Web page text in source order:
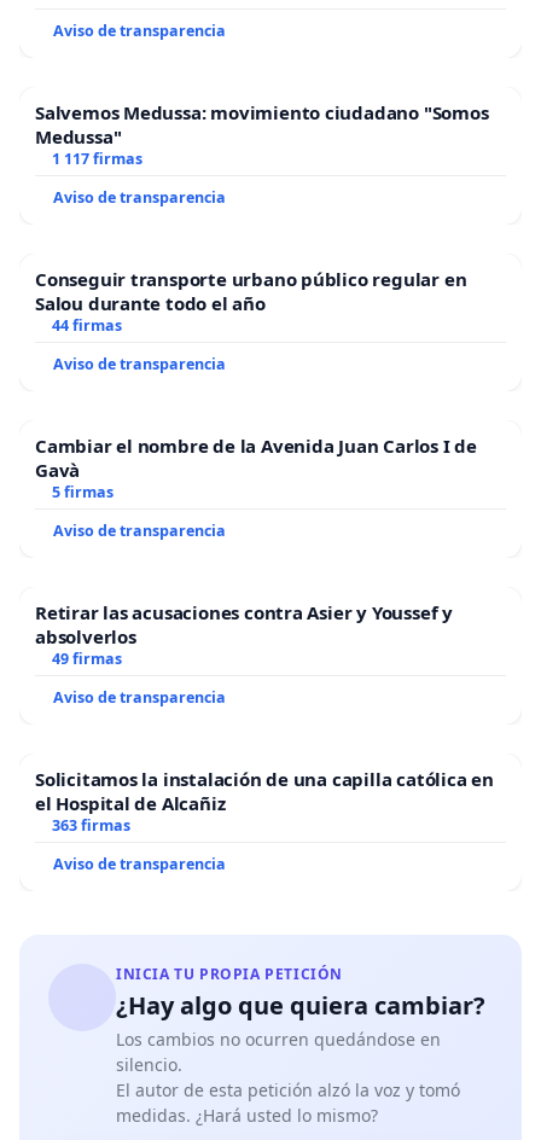
Aviso de transparencia
Salvemos Medussa: movimiento ciudadano "Somos
Medussa"
1 117 firmas
Aviso de transparencia
Conseguir transporte urbano público regular en
Salou durante todo el año
44 firmas
Aviso de transparencia
Cambiar el nombre de la Avenida Juan Carlos I de
Gavà
5 firmas
Aviso de transparencia
Retirar las acusaciones contra Asier y Youssef y
absolverlos
49 firmas
Aviso de transparencia
Solicitamos la instalación de una capilla católica en
el Hospital de Alcañiz
363 firmas
Aviso de transparencia
INICIA TU PROPIA PETICIÓN
¿Hay algo que quiera cambiar?
Los cambios no ocurren quedándose en
silencio.
El autor de esta petición alzó la voz y tomó
medidas. ¿Hará usted lo mismo?